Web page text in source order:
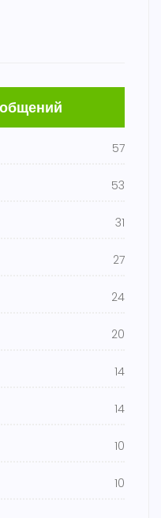
57
53
31
27
24
20
14
14
10
10